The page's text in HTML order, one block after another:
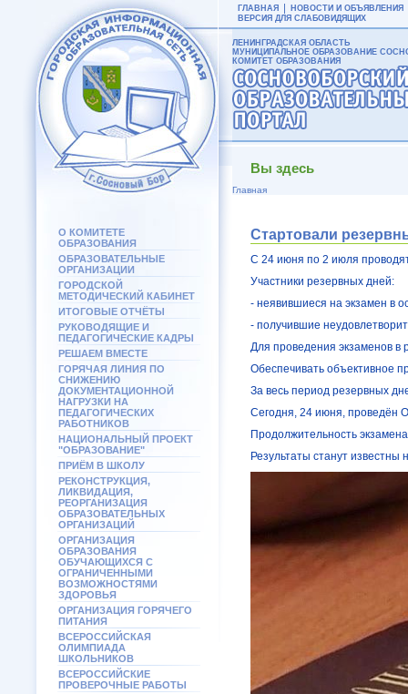
О КОМИТЕТЕ
ОБРАЗОВАНИЯ
ОБРАЗОВАТЕЛЬНЫЕ
ОРГАНИЗАЦИИ
ГОРОДСКОЙ
МЕТОДИЧЕСКИЙ КАБИНЕТ
ИТОГОВЫЕ ОТЧЁТЫ
РУКОВОДЯЩИЕ И
ПЕДАГОГИЧЕСКИЕ КАДРЫ
РЕШАЕМ ВМЕСТЕ
ГОРЯЧАЯ ЛИНИЯ ПО
СНИЖЕНИЮ
ДОКУМЕНТАЦИОННОЙ
НАГРУЗКИ НА
ПЕДАГОГИЧЕСКИХ
РАБОТНИКОВ
НАЦИОНАЛЬНЫЙ ПРОЕКТ
"ОБРАЗОВАНИЕ"
ПРИЁМ В ШКОЛУ
РЕКОНСТРУКЦИЯ,
ЛИКВИДАЦИЯ,
РЕОРГАНИЗАЦИЯ
ОБРАЗОВАТЕЛЬНЫХ
ОРГАНИЗАЦИЙ
ОРГАНИЗАЦИЯ
ОБРАЗОВАНИЯ
ОБУЧАЮЩИХСЯ С
ОГРАНИЧЕННЫМИ
ВОЗМОЖНОСТЯМИ
ЗДОРОВЬЯ
ОРГАНИЗАЦИЯ ГОРЯЧЕГО
ПИТАНИЯ
ВСЕРОССИЙСКАЯ
ОЛИМПИАДА
ШКОЛЬНИКОВ
ВСЕРОССИЙСКИЕ
ПРОВЕРОЧНЫЕ РАБОТЫ
ГЛАВНАЯ
НОВОСТИ И ОБЪЯВЛЕНИЯ
ВЕРСИЯ ДЛЯ СЛАБОВИДЯЩИХ
ЛЕНИНГРАДСКАЯ ОБЛАСТЬ
МУНИЦИПАЛЬНОЕ ОБРАЗОВАНИЕ
КОМИТЕТ ОБРАЗОВАНИЯ
Вы здесь
Главная
Стартовали
С 24 июня по 2 июля
Участники резервных дней:
- неявившиеся на экзамен в
- получившие
Для проведения экзаменов в
Обеспечивать объективное
За весь период резервных
Сегодня, 24 июня, проведëн
Продолжительность
Результаты станут